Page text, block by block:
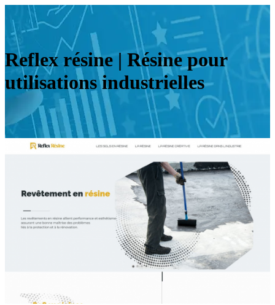
Reflex résine | Résine pour
utilisations industrielles